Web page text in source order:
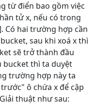
từ điển bao gồm việc
tử x, nếu có trong
Có hai trường hợp cần
sau khi xoá x thì
sẽ trở thành đầu
bucket thì ta duyệt
trường hợp này ta
ô chứa x để cập
thuật như sau: